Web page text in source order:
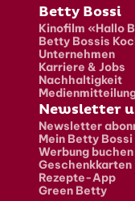
Fusszeile
Betty Bossi
Kinofilm «Hallo
Betty Bossis
Unternehmen
Karriere & Jobs
Nachhaltigkeit
Newsletter
Newsletter
Mein Betty Bossi
Werbung buchen
Geschenkkarten
Rezepte-App
Green Betty